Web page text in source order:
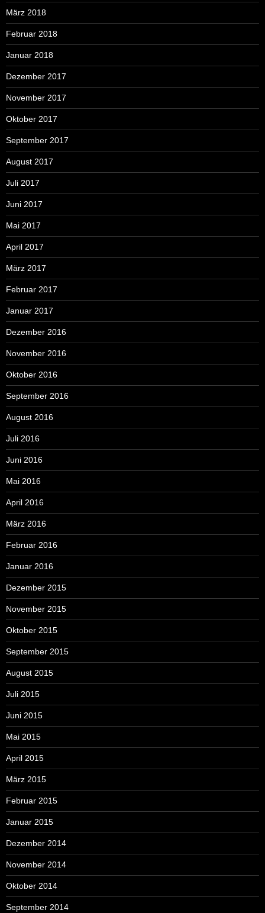
März 2018
Februar 2018
Januar 2018
Dezember 2017
November 2017
Oktober 2017
September 2017
August 2017
Juli 2017
Juni 2017
Mai 2017
April 2017
März 2017
Februar 2017
Januar 2017
Dezember 2016
November 2016
Oktober 2016
September 2016
August 2016
Juli 2016
Juni 2016
Mai 2016
April 2016
März 2016
Februar 2016
Januar 2016
Dezember 2015
November 2015
Oktober 2015
September 2015
August 2015
Juli 2015
Juni 2015
Mai 2015
April 2015
März 2015
Februar 2015
Januar 2015
Dezember 2014
November 2014
Oktober 2014
September 2014